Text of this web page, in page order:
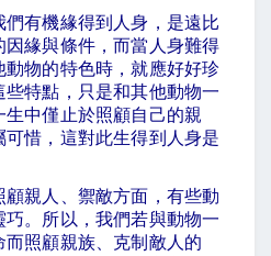
有機緣得到人身，是遠比
緣與條件，而當人身難得
物的特色時，就應好好珍
特點，只是和其他動物一
中僅止於照顧自己的親
可惜，這對此生得到人身是
親人、禦敵方面，有些動
。所以，我們若與動物一
照顧親族、克制敵人的